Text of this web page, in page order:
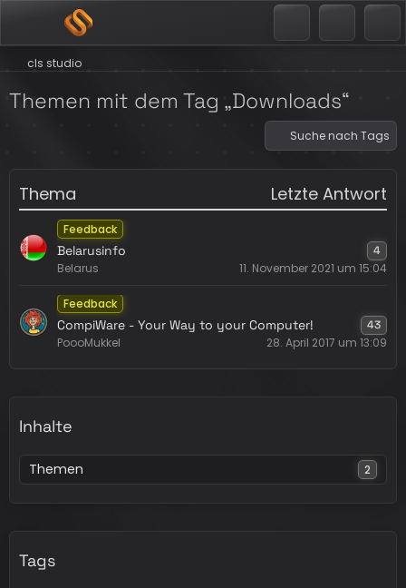
cls studio
Themen mit dem Tag „Downloads“
Suche nach Tags
Thema Letzte Antwort
Feedback
Belarusinfo 4
Belarus 11. November 2021 um 15:04
Feedback
CompiWare - Your Way to your Computer! 43
PoooMukkel 28. April 2017 um 13:09
Inhalte
Themen 2
Tags